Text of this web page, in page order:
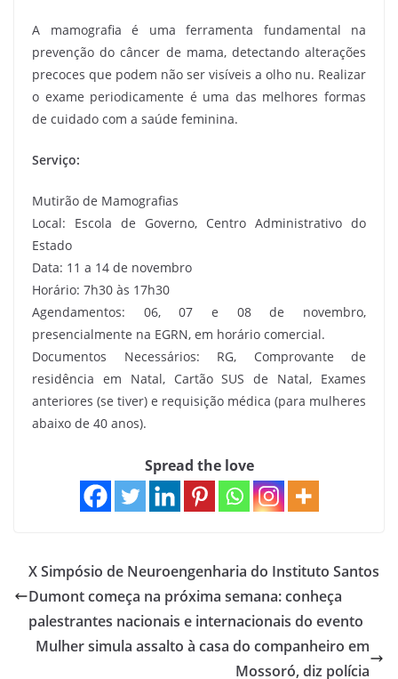
A mamografia é uma ferramenta fundamental na
prevenção do câncer de mama, detectando alterações
precoces que podem não ser visíveis a olho nu. Realizar
o exame periodicamente é uma das melhores formas
de cuidado com a saúde feminina.
Serviço:
Mutirão de Mamografias
Local: Escola de Governo, Centro Administrativo do
Estado
Data: 11 a 14 de novembro
Horário: 7h30 às 17h30
Agendamentos: 06, 07 e 08 de novembro,
presencialmente na EGRN, em horário comercial.
Documentos Necessários: RG, Comprovante de
residência em Natal, Cartão SUS de Natal, Exames
anteriores (se tiver) e requisição médica (para mulheres
abaixo de 40 anos).
Spread the love
X Simpósio de Neuroengenharia do Instituto Santos
Dumont começa na próxima semana: conheça
palestrantes nacionais e internacionais do evento
Mulher simula assalto à casa do companheiro em
Mossoró, diz polícia